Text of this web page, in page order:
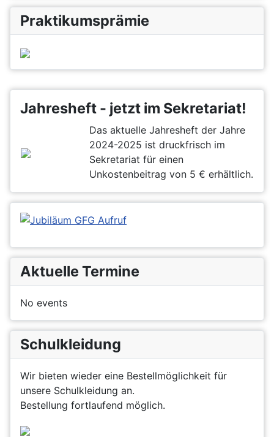
Jahresheft - jetzt im Sekretariat!
Das aktuelle Jahresheft der Jahre
2024-2025 ist druckfrisch im
Sekretariat für einen
Unkostenbeitrag von 5 € erhältlich.
Aktuelle Termine
No events
Schulkleidung
Wir bieten wieder eine Bestellmöglichkeit für
unsere Schulkleidung an.
Bestellung fortlaufend möglich.
Praktikumsprämie